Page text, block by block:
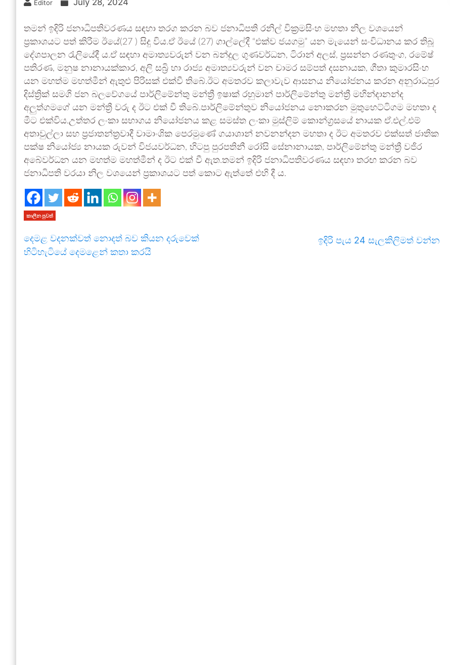
Editor July 28, 2024
තමන් ඉදිරි ජනාධිපතිවරණය සඳහා තරග කරන බව ජනාධිපති රනිල් වික්‍රමසිංහ මහතා නිල වශයෙන්
ප්‍රකාශයට පත් කිරීම ඊයේ(27 ) සිදු විය.ඒ ඊයේ (27) ගාල්ලේදී “එක්ව ජයගමු” යන මැයෙන් සංවිධානය කර තිබූ
දේශපාලන රැලියේදී ය.ඒ සඳහා අමාත්‍යවරුන් වන බන්දුල ගුණවර්ධන, ටිරාන් අලස්, ප්‍රසන්න රණතුංග, රමේෂ්
පතිරණ, මනුෂ නානායක්කාර, අලි සබ්‍රි හා රාජ්‍ය අමාත්‍යවරුන් වන චාමර සම්පත් දසනායක, ගීතා කුමාරසිංහ
යන මහත්ම මහත්මීන් ඇතුළු පිරිසක් එක්වී තිබේ.ඊට අමතරව කලාවැව ආසනය නියෝජනය කරන අනුරාධපුර
දිස්ත්‍රික් සමගි ජන බලවේගයේ පාර්ලිමේන්තු මන්ත්‍රී ඉෂාක් රහුමාන් පාර්ලිමේන්තු මන්ත්‍රී මහින්දානන්ද
අලුත්ගමගේ යන මන්ත්‍රී වරු ද ඊට එක් වී තිබේ.පාර්ලිමේන්තුව නියෝජනය නොකරන මුතුහෙට්ටිගම මහතා ද
මීට එක්විය.උත්තර ලංකා සභාගය නියෝජනය කළ සමස්ත ලංකා මුස්ලිම් කොන්ග්‍රසයේ නායක ඒ.එල්.එම්
අතාවුල්ලා සහ ප්‍රජාතන්ත්‍රවාදී වාමාංශික පෙරමුණේ ගයාශාන් නවනන්දන මහතා ද ඊට අමතරව එක්සත් ජාතික
පක්ෂ නියෝජ්‍ය නායක රුවන් විජයවර්ධන, හිටපු පුරපතිනී රෝසි සේනානායක, පාර්ලිමේන්තු මන්ත්‍රී වජිර
අබේවර්ධන යන මහත්ම මහත්මීන් ද ඊට එක් වී ඇත.තමන් ඉදිරි ජනාධිපතිවරණය සඳහා තරඟ කරන බව
ජනාධිපති වරයා නිල වශයෙන් ප්‍රකාශයට පත් කොට ඇත්තේ එහි දී ය.
කාලීන පුවත්
දෙමළ වදනක්වත් නොදත් බව කියන දරුවෙක්
හිටිහැටියේ දෙමළෙන් කතා කරයි
ඉදිරි පැය 24 සැලකිලිමත් වන්න